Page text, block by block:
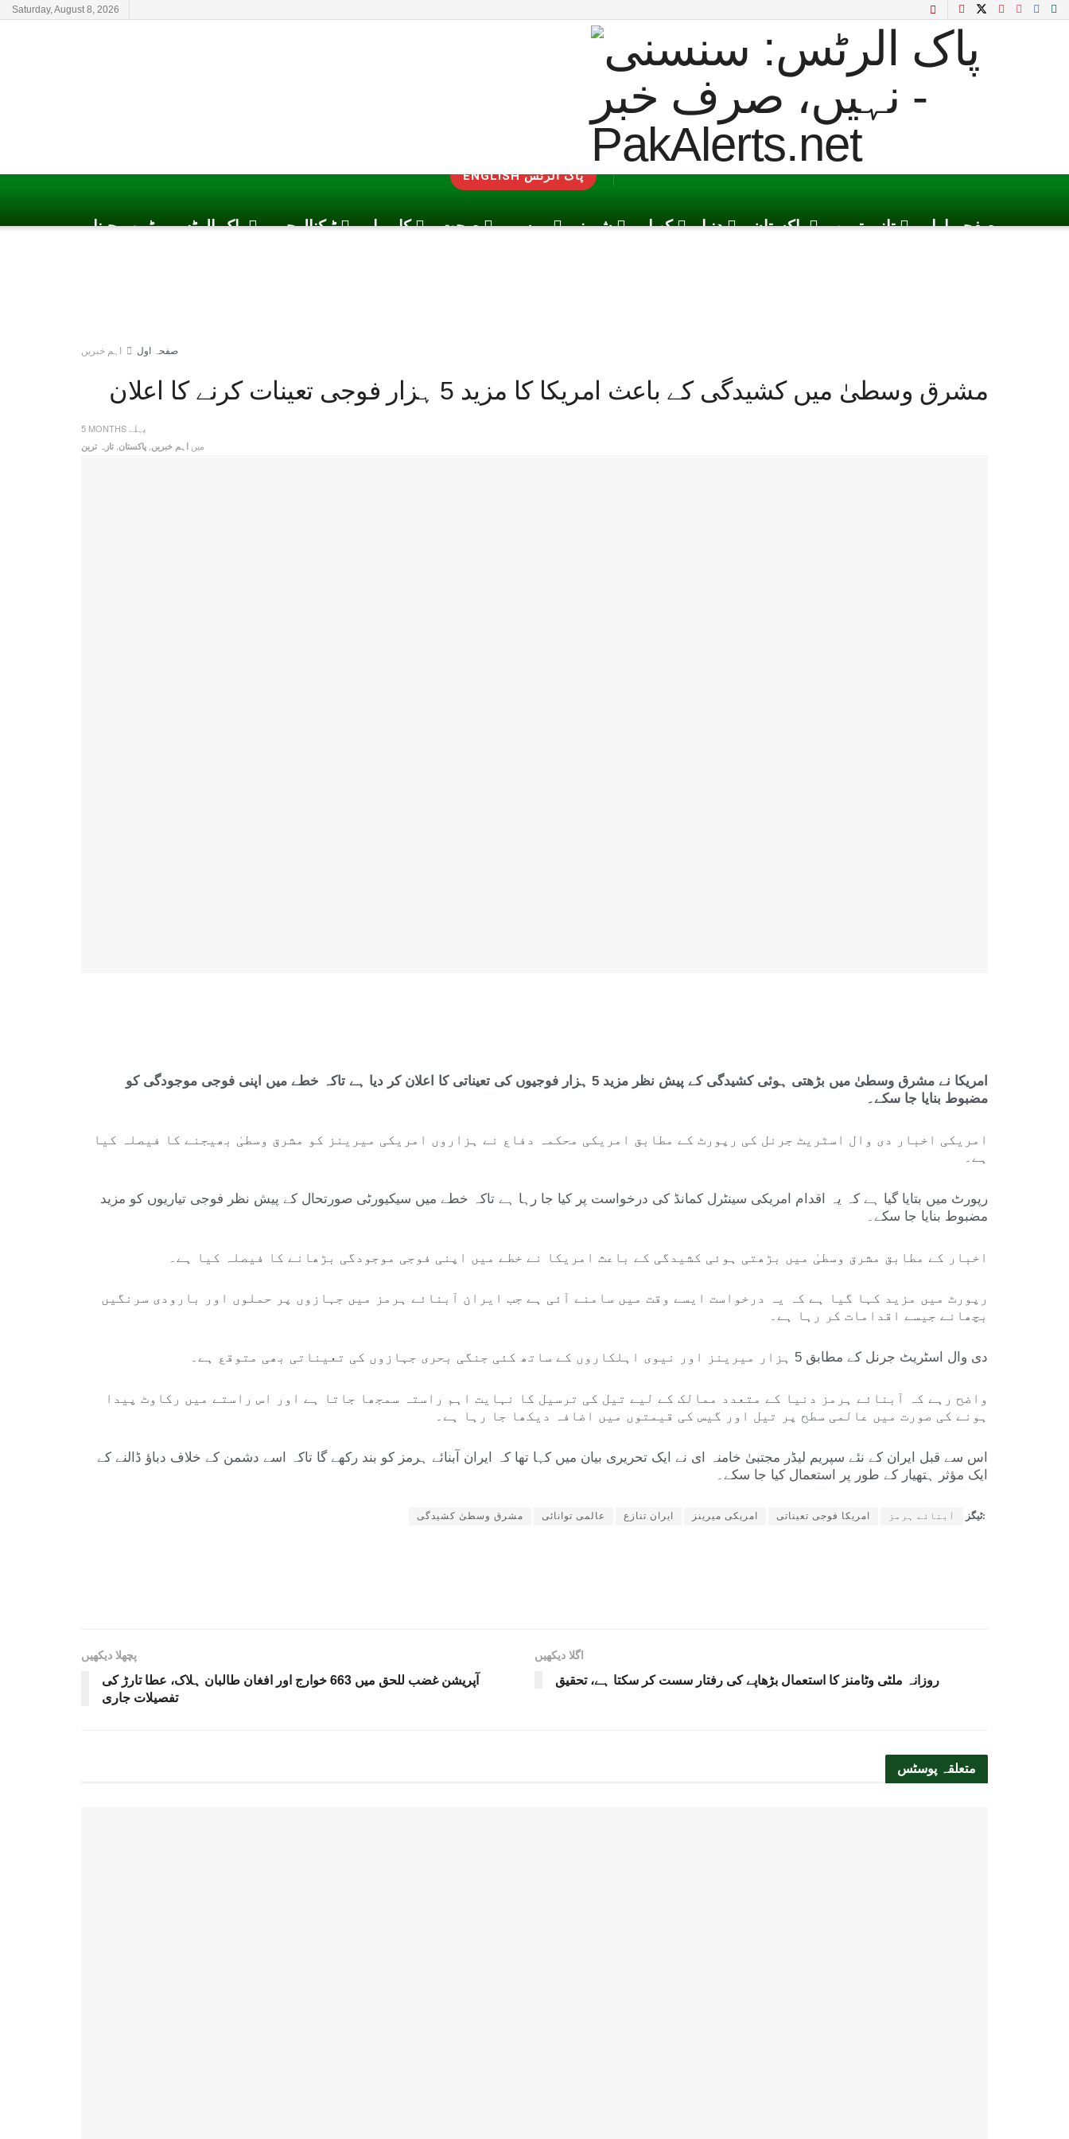
Saturday, August 8, 2026
ENGLISH پاک الرٹس
پاک الرٹس یوٹیوب چینل ٹیکنالوجی کاروبار صحت موسم شوبز کھیل دنیا پاکستان تازہ ترین صفحہ اول
صفحہ اول اہم خبریں
مشرق وسطیٰ میں کشیدگی کے باعث امریکا کا مزید 5 ہزار فوجی تعینات کرنے کا اعلان
5 MONTHS پہلے
میں اہم خبریں پاکستان تازہ ترین
امریکا نے مشرق وسطیٰ میں بڑھتی ہوئی کشیدگی کے پیش نظر مزید 5 ہزار فوجیوں کی تعیناتی کا اعلان کر دیا ہے تاکہ خطے میں اپنی فوجی موجودگی کو
مضبوط بنایا جا سکے۔
امریکی اخبار دی وال اسٹریٹ جرنل کی رپورٹ کے مطابق امریکی محکمہ دفاع نے ہزاروں امریکی میرینز کو مشرق وسطیٰ بھیجنے کا فیصلہ کیا
ہے۔
رپورٹ میں بتایا گیا ہے کہ یہ اقدام امریکی سینٹرل کمانڈ کی درخواست پر کیا جا رہا ہے تاکہ خطے میں سیکیورٹی صورتحال کے پیش نظر فوجی تیاریوں کو مزید
مضبوط بنایا جا سکے۔
اخبار کے مطابق مشرق وسطیٰ میں بڑھتی ہوئی کشیدگی کے باعث امریکا نے خطے میں اپنی فوجی موجودگی بڑھانے کا فیصلہ کیا ہے۔
رپورٹ میں مزید کہا گیا ہے کہ یہ درخواست ایسے وقت میں سامنے آئی ہے جب ایران آبنائے ہرمز میں جہازوں پر حملوں اور بارودی سرنگیں
بچھانے جیسے اقدامات کر رہا ہے۔
دی وال اسٹریٹ جرنل کے مطابق 5 ہزار میرینز اور نیوی اہلکاروں کے ساتھ کئی جنگی بحری جہازوں کی تعیناتی بھی متوقع ہے۔
واضح رہے کہ آبنائے ہرمز دنیا کے متعدد ممالک کے لیے تیل کی ترسیل کا نہایت اہم راستہ سمجھا جاتا ہے اور اس راستے میں رکاوٹ پیدا
ہونے کی صورت میں عالمی سطح پر تیل اور گیس کی قیمتوں میں اضافہ دیکھا جا رہا ہے۔
اس سے قبل ایران کے نئے سپریم لیڈر مجتبیٰ خامنہ ای نے ایک تحریری بیان میں کہا تھا کہ ایران آبنائے ہرمز کو بند رکھے گا تاکہ اسے دشمن کے خلاف دباؤ ڈالنے کے
ایک مؤثر ہتھیار کے طور پر استعمال کیا جا سکے۔
ٹیگز: آبنائے ہرمز امریکا فوجی تعیناتی امریکی میرینز ایران تنازع عالمی توانائی مشرق وسطیٰ کشیدگی
پچھلا دیکھیں
آپریشن غضب للحق میں 663 خوارج اور افغان طالبان ہلاک، عطا تارڑ کی
تفصیلات جاری
اگلا دیکھیں
روزانہ ملٹی وٹامنز کا استعمال بڑھاپے کی رفتار سست کر سکتا ہے، تحقیق
متعلقہ پوسٹس